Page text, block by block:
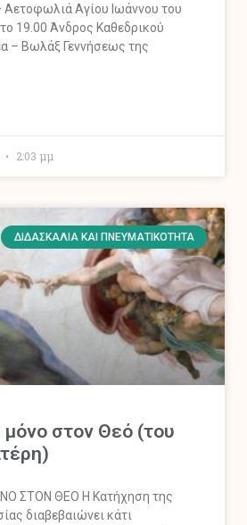
Αγίου Ιωάννου του
19.00 Άνδρος Καθεδρικού
– Βωλάξ Γεννήσεως της
2:03 μμ
ΔΙΔΑΣΚΑΛΊΑ ΚΑΙ ΠΝΕΥΜΑΤΙΚΌΤΗΤΑ
μόνο στον Θεό (του
ΣΤΟΝ ΘΕΟ Η Κατήχηση της
διαβεβαιώνει κάτι